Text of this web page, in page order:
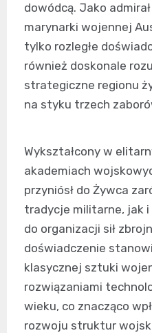
dowódcą. Jako
marynarki wojennej
tylko rozległe
również doskonale
strategiczne regionu
na styku trzech
Wykształcony w
akademiach
przyniósł do Żywca
tradycje militarne, jak
do organizacji sił
doświadczenie
klasycznej sztuki
rozwiązaniami
wieku, co znacząco
rozwoju struktur